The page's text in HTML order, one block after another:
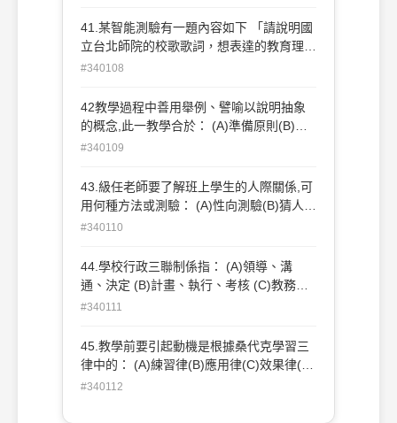
後設智力（亦稱為認知監控力）； d. 經驗
智力 （亦稱為創造力）。
41.某智能測驗有一題內容如下 「請說明國
立台北師院的校歌歌詞，想表達的教育理想
和情感特色，理由 」。（註：正確即給
的思考方式—思考內容—思考產品）來分析
這題之屬性為 (A)認知—聽覺符號—單位
#340108
42教學過程中善用舉例、譬喻以說明抽象
的概念,此一教學合於： (A)準備原則(B)類
化原則(C)自動原則(D)興趣原則。
#340109
43.級任老師要了解班上學生的人際關係,可
用何種方法或測驗： (A)性向測驗(B)猜人測
驗(C)社交測量法(D)人格測驗。
#340110
44.學校行政三聯制係指： (A)領導、溝
通、決定 (B)計畫、執行、考核 (C)教務、
#340111
45.教學前要引起動機是根據桑代克學習三
律中的： (A)練習律(B)應用律(C)效果律(D)
準備律。
#340112